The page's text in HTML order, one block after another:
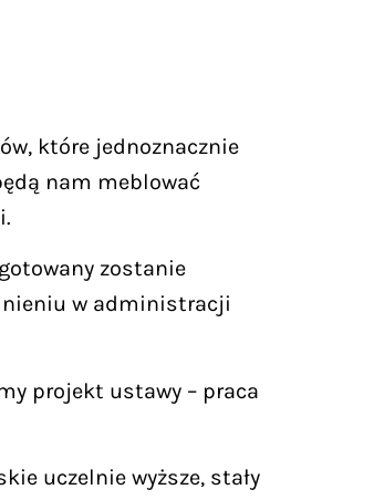
które jednoznacznie
nam meblować
zostanie
w administracji
projekt ustawy – praca
uczelnie wyższe, stały